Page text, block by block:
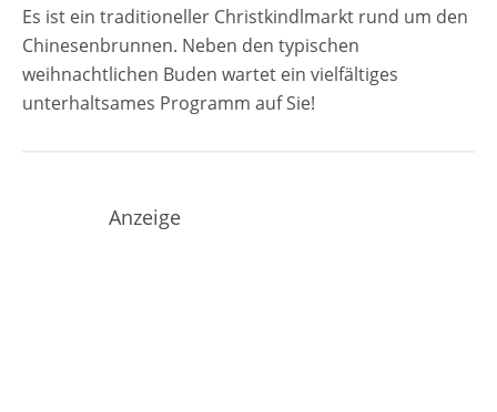
Es ist ein traditioneller Christkindlmarkt rund um den
Chinesenbrunnen. Neben den typischen
weihnachtlichen Buden wartet ein vielfältiges
unterhaltsames Programm auf Sie!
Anzeige